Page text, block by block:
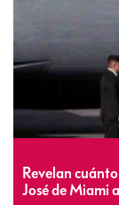
Revelan
José de Miami